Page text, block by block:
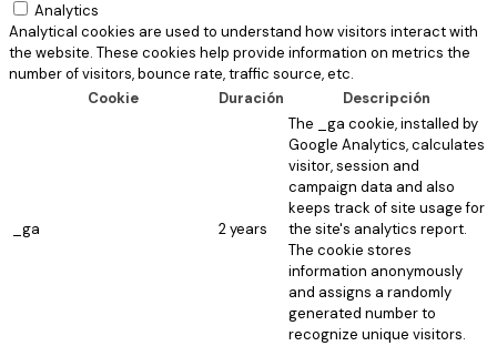
Analytics
Analytical cookies are used to understand how visitors interact with
the website. These cookies help provide information on metrics the
number of visitors, bounce rate, traffic source, etc.
Cookie
Duración Descripción
_ga 2 years
The _ga cookie, installed by
Google Analytics, calculates
visitor, session and
campaign data and also
keeps track of site usage for
the site's analytics report.
The cookie stores
information anonymously
and assigns a randomly
generated number to
recognize unique visitors.